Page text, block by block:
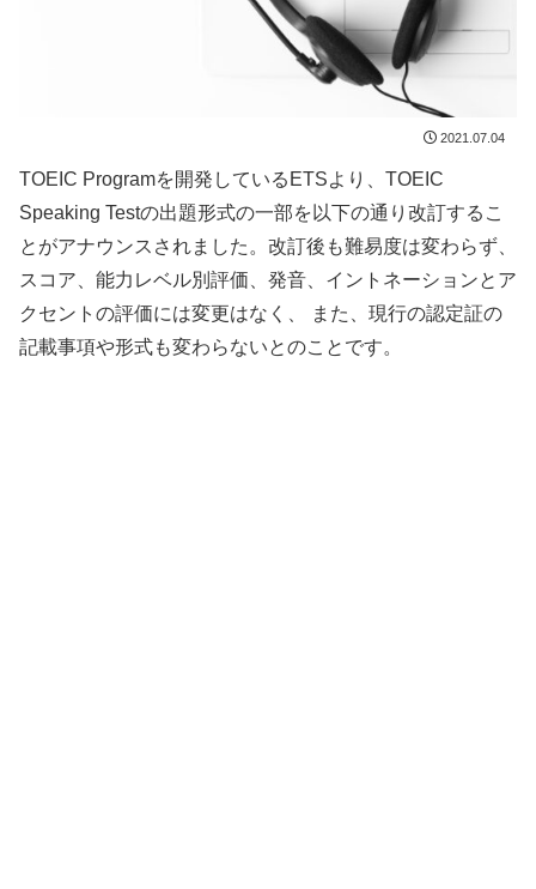
2021.07.04
TOEIC Programを開発しているETSより、TOEIC
Speaking Testの出題形式の一部を以下の通り改訂するこ
とがアナウンスされました。改訂後も難易度は変わらず、
スコア、能力レベル別評価、発音、イントネーションとア
クセントの評価には変更はなく、 また、現行の認定証の
記載事項や形式も変わらないとのことです。